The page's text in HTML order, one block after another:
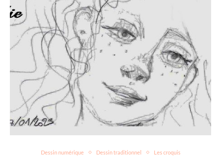
Dessin numérique Dessin traditionnel Les croquis